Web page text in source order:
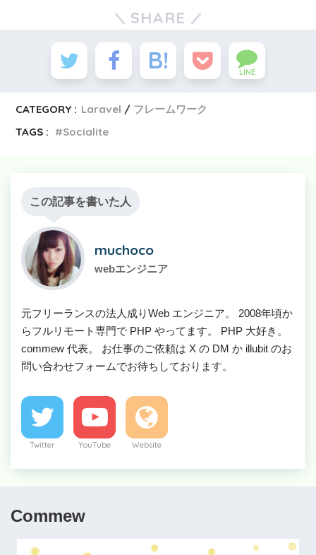
SHARE
LINE
CATEGORY : Laravel
フレームワーク
TAGS :
Socialite
この記事を書いた人
muchoco
webエンジニア
元フリーランスの法人成りWeb エンジニア。 2008年頃か
らフルリモート専門で PHP やってます。 PHP 大好き。
commew 代表。 お仕事のご依頼は X の DM か illubit のお
問い合わせフォームでお待ちしております。
Twitter YouTube Website
Commew